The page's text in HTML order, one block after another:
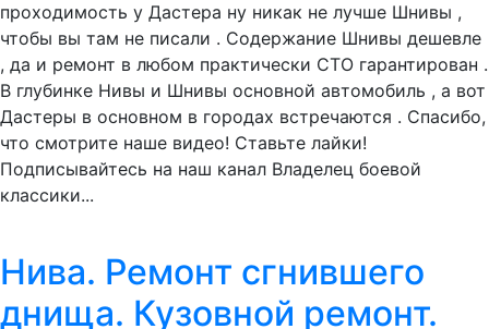
проходимость у Дастера ну никак не лучше Шнивы ,
чтобы вы там не писали . Содержание Шнивы дешевле
, да и ремонт в любом практически СТО гарантирован .
В глубинке Нивы и Шнивы основной автомобиль , а вот
Дастеры в основном в городах встречаются . Спасибо,
что смотрите наше видео! Ставьте лайки!
Подписывайтесь на наш канал Владелец боевой
классики...
Нива. Ремонт сгнившего
днища. Кузовной ремонт.